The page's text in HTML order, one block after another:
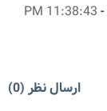
-
11:38:43 PM
ارسال نظر (0)